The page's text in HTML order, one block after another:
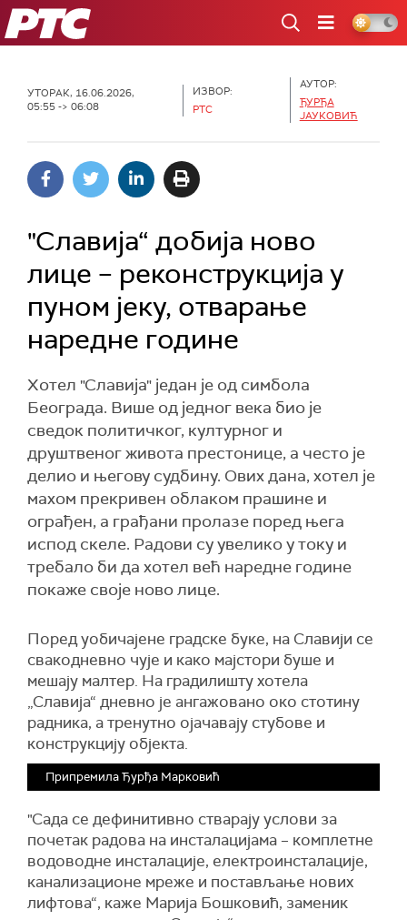
РТС
УТОРАК, 16.06.2026,
05:55 -> 06:08
ИЗВОР:
РТС
АУТОР:
ЂУРЂА
ЈАУКОВИЋ
"Славија“ добија ново
лице – реконструкција у
пуном јеку, отварање
наредне године
Хотел "Славија" један је од симбола
Београда. Више од једног века био је
сведок политичког, културног и
друштвеног живота престонице, а често је
делио и његову судбину. Ових дана, хотел је
махом прекривен облаком прашине и
ограђен, а грађани пролазе поред њега
испод скеле. Радови су увелико у току и
требало би да хотел већ наредне године
покаже своје ново лице.
Поред уобичајене градске буке, на Славији се
свакодневно чује и како мајстори буше и
мешају малтер. На градилишту хотела
„Славија“ дневно је ангажовано око стотину
радника, а тренутно ојачавају стубове и
конструкцију објекта.
Припремила Ђурђа Марковић
"Сада се дефинитивно стварају услови за
почетак радова на инсталацијама – комплетне
водоводне инсталације, електроинсталације,
канализационе мреже и постављање нових
лифтова“, каже Марија Бошковић, заменик